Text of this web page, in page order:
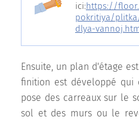
ici:https://
pokritiya/
dlya-
Ensuite, un plan d'étage
finition est développé qui
pose des carreaux sur le
sol et des murs ou le